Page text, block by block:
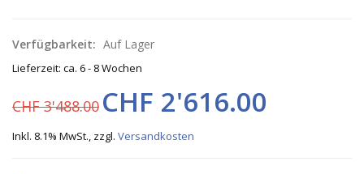
Verfügbarkeit: Auf Lager
Lieferzeit: ca. 6 - 8 Wochen
CHF 3'488.00 CHF 2'616.00
Inkl. 8.1% MwSt., zzgl. Versandkosten